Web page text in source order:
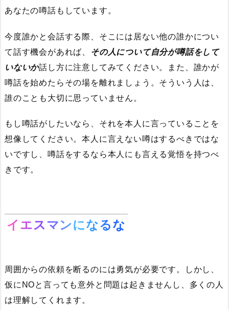
あなたの噂話もしています。
今度誰かと会話する際、そこには居ない他の誰かについ
て話す機会があれば、
その人について自分が噂話をして
いないか話し方に注意してみてください。また、誰かが
噂話を始めたらその場を離れましょう。そういう人は、
誰のことも大切に思っていません。
もし噂話がしたいなら、それを本人に言っていることを
想像してください。本人に言えない噂はするべきではな
いですし、噂話をするなら本人にも言える覚悟を持つべ
きです。
イエスマンになるな
周囲からの依頼を断るのには勇気が必要です。しかし、
仮にNOと言っても意外と問題は起きませんし、多くの人
は理解してくれます。